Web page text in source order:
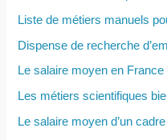
Liste de métiers manuels
Dispense de recherche
Le salaire moyen en France
Les métiers scientifiques
Le salaire moyen d’un